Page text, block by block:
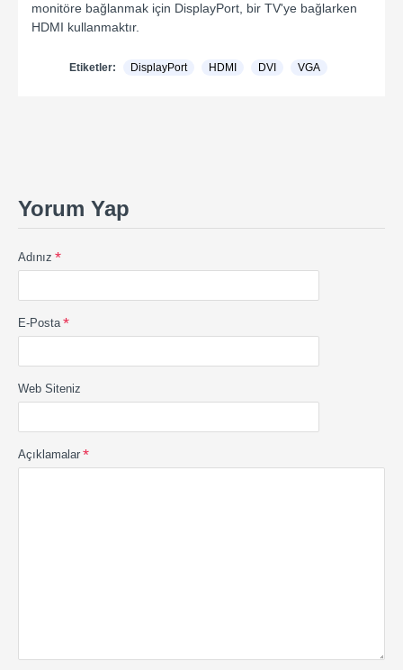
monitöre bağlanmak için DisplayPort, bir TV'ye bağlarken
HDMI kullanmaktır.
Etiketler: DisplayPort HDMI DVI VGA
Yorum Yap
Adınız
E-Posta
Web Siteniz
Açıklamalar